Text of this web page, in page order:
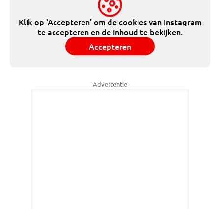
Klik op 'Accepteren' om de cookies van Instagram
te accepteren en de inhoud te bekijken.
Accepteren
Advertentie